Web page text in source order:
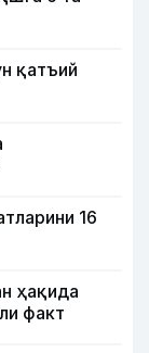
қатъий
16
ҳақида
факт